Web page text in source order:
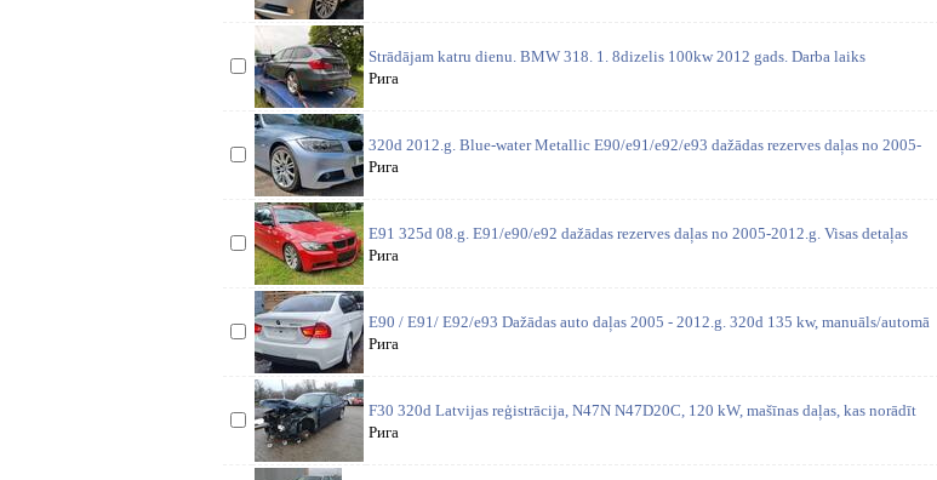
Strādājam katru dienu. BMW 318. 1. 8dizelis 100kw 2012 gads. Darba laiks
Рига
320d 2012.g. Blue-water Metallic E90/e91/e92/e93 dažādas rezerves daļas no 2005-
Рига
E91 325d 08.g. E91/e90/e92 dažādas rezerves daļas no 2005-2012.g. Visas detaļas
Рига
E90 / E91/ E92/e93 Dažādas auto daļas 2005 - 2012.g. 320d 135 kw, manuāls/automā
Рига
F30 320d Latvijas reģistrācija, N47N N47D20C, 120 kW, mašīnas daļas, kas norādīt
Рига